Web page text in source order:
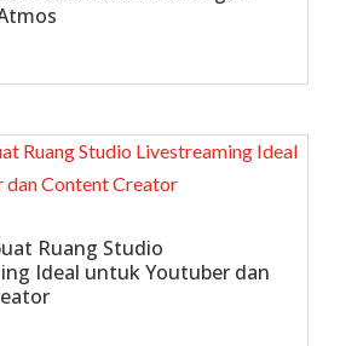
Ruang Studio
Ideal untuk Youtuber dan